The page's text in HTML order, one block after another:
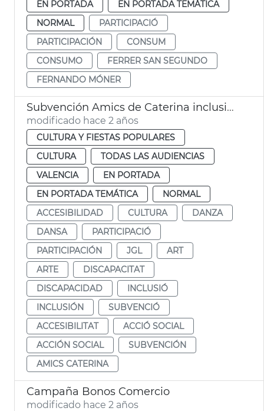
EN PORTADA
EN PORTADA TEMÁTICA
NORMAL
PARTICIPACIÓ
PARTICIPACIÓN
CONSUM
CONSUMO
FERRER SAN SEGUNDO
FERNANDO MÓNER
Subvención Amics de Caterina inclusión
modificado hace 2 años
CULTURA Y FIESTAS POPULARES
CULTURA
TODAS LAS AUDIENCIAS
VALENCIA
EN PORTADA
EN PORTADA TEMÁTICA
NORMAL
ACCESIBILIDAD
CULTURA
DANZA
DANSA
PARTICIPACIÓ
PARTICIPACIÓN
JGL
ART
ARTE
DISCAPACITAT
DISCAPACIDAD
INCLUSIÓ
INCLUSIÓN
SUBVENCIÓ
ACCESIBILITAT
ACCIÓ SOCIAL
ACCIÓN SOCIAL
SUBVENCIÓN
AMICS CATERINA
Campaña Bonos Comercio
modificado hace 2 años